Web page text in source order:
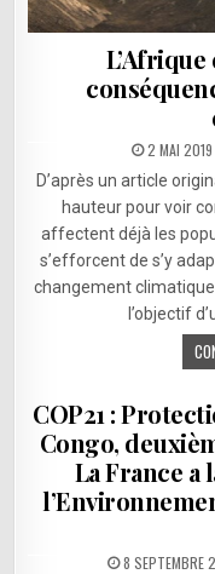
2 MAI 2019
D’après un article
hauteur pour voir
affectent déjà les
s’efforcent de s’y
changement
l’objectif
COP21 :
Congo,
La France a
8 SEPTEMBRE